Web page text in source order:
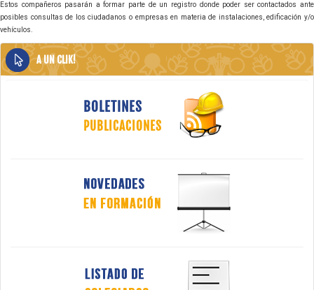
Estos compañeros pasarán a formar parte de un registro donde poder ser contactados ante
posibles consultas de los ciudadanos o empresas en materia de instalaciones, edificación y/o
vehículos.
A UN CLIK!